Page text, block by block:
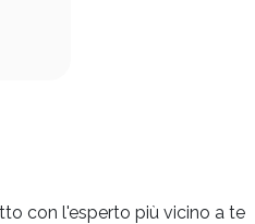
con l'esperto più vicino a te